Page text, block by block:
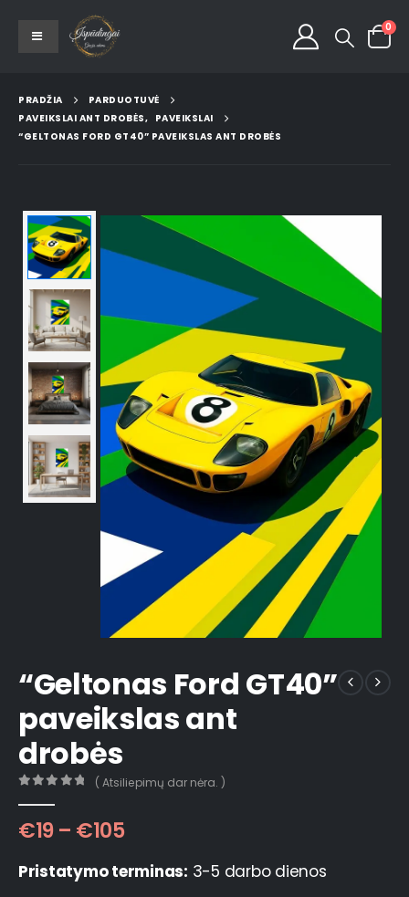
0
PRADŽIA
PARDUOTUVĖ
PAVEIKSLAI ANT DROBĖS, PAVEIKSLAI
“GELTONAS FORD GT40” PAVEIKSLAS ANT DROBĖS
“Geltonas Ford GT40”
paveikslas ant
drobės
( Atsiliepimų dar nėra. )
€19 – €105
Pristatymo terminas: 3-5 darbo dienos